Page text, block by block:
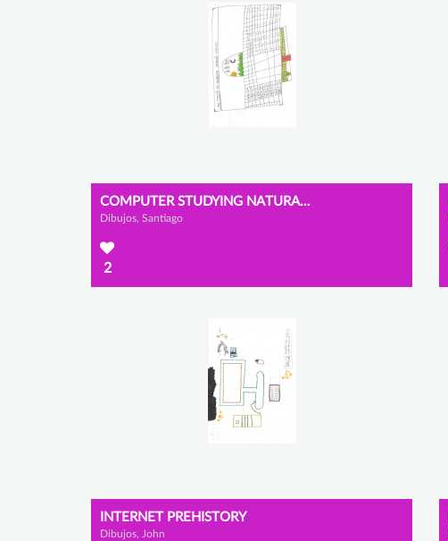
COMPUTER STUDYING NATURAL SCIENCES
Dibujos, Santiago
2
INTERNET PREHISTORY
Dibujos, John